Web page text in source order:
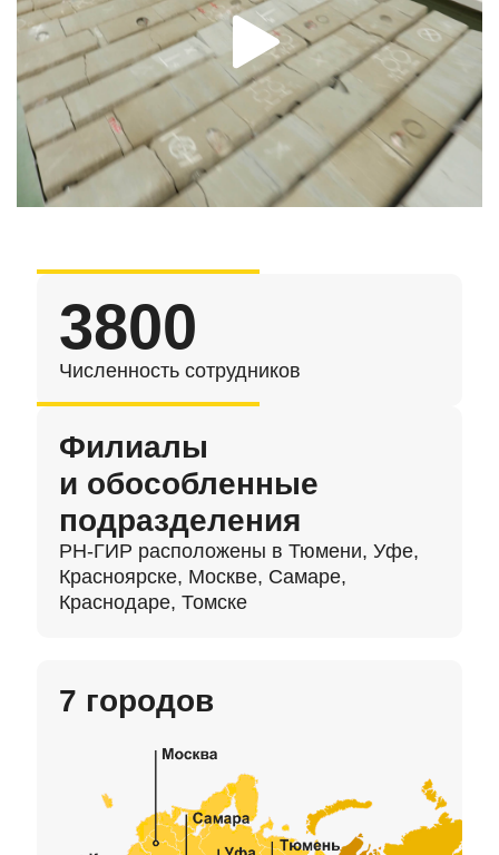
3800
Численность сотрудников
Филиалы
и обособленные
подразделения
РН-ГИР расположены в Тюмени, Уфе,
Красноярске, Москве, Самаре,
Краснодаре, Томске
7 городов